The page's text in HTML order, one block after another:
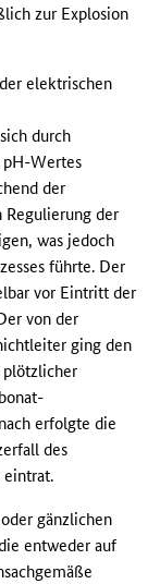
zur Explosion
elektrischen
durch
pH-Wertes
der
Regulierung der
was jedoch
führte. Der
vor Eintritt der
von der
ging den
plötzlicher
erfolgte die
des
eintrat.
gänzlichen
entweder auf